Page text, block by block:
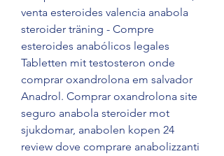
venta esteroides valencia anabola
steroider träning - Compre
esteroides anabólicos legales
Tabletten mit testosteron onde
comprar oxandrolona em salvador
Anadrol. Comprar oxandrolona site
seguro anabola steroider mot
sjukdomar, anabolen kopen 24
review dove comprare anabolizzanti